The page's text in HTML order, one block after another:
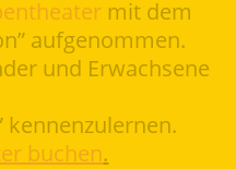
mit dem
aufgenommen.
und Erwachsene
kennenzulernen.
buchen.